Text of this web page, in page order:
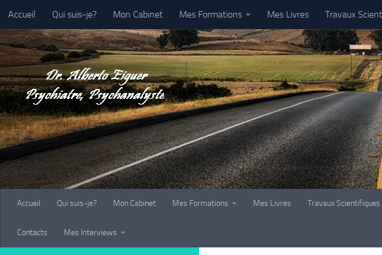
Au dessous du contenu
Accueil Qui suis-je? Mon Cabinet Mes Formations Mes Livres Travaux
Galerie-Photo Contacts Mes Interviews
Accueil Qui suis-je? Mon Cabinet Mes Formations Mes Livres Travaux Scientifiques
Contacts Mes Interviews